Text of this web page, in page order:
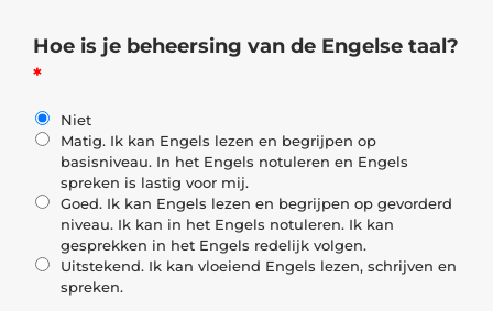
Hoe is je beheersing van de Engelse taal?
*
Niet
Matig. Ik kan Engels lezen en begrijpen op
basisniveau. In het Engels notuleren en Engels
spreken is lastig voor mij.
Goed. Ik kan Engels lezen en begrijpen op gevorderd
niveau. Ik kan in het Engels notuleren. Ik kan
gesprekken in het Engels redelijk volgen.
Uitstekend. Ik kan vloeiend Engels lezen, schrijven en
spreken.